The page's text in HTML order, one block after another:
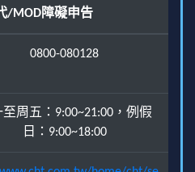
/MOD障礙申告
0800-080128
至周五：9:00~21:00，例假
日：9:00~18:00